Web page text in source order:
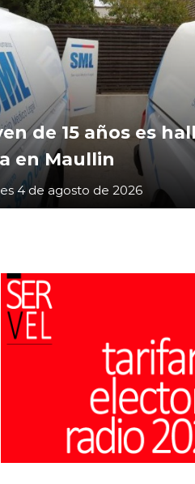
de 15 años es
en Maullin
4 de agosto de 2026